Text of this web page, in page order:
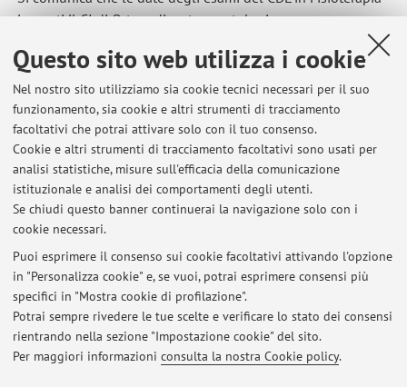
Questo sito web utilizza i cookie
Nel nostro sito utilizziamo sia cookie tecnici necessari per il suo
funzionamento, sia cookie e altri strumenti di tracciamento
facoltativi che potrai attivare solo con il tuo consenso.
Cookie e altri strumenti di tracciamento facoltativi sono usati per
analisi statistiche, misure sull'efficacia della comunicazione
istituzionale e analisi dei comportamenti degli utenti.
Se chiudi questo banner continuerai la navigazione solo con i
cookie necessari.
Puoi esprimere il consenso sui cookie facoltativi attivando l'opzione
in "Personalizza cookie" e, se vuoi, potrai esprimere consensi più
specifici in "Mostra cookie di profilazione".
Potrai sempre rivedere le tue scelte e verificare lo stato dei consensi
rientrando nella sezione "Impostazione cookie" del sito.
Per maggiori informazioni consulta la nostra Cookie policy.
inerenti il CI di Ortopedia e traumatologia saranno:
- 13-09-2016.
Luogo dello svolgimento della prova orale sarà la
segreteria universitaria presso l'Istituto Ortopedico Rizzoli
(piano terra, ala monumentale). L’orario di inzio della prova
è fissato per le ore 10.00. Si ricorda di portare un
documento di identificazione.
Pubblicato il: 20 luglio 2016
Ultimi avvisi
Esame di ortopedia del CDL Neurofisiopatologia
Pubblicato il: 20 luglio 2016